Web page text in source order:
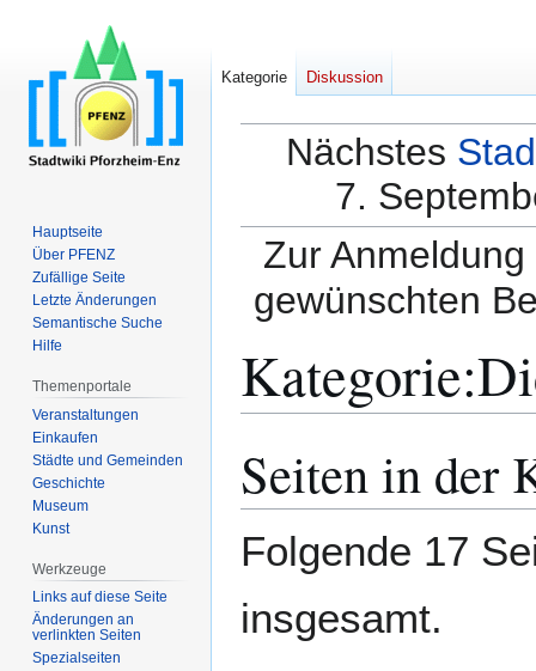
Nächstes
7.
Zur
gewünschten
Kategorie:
Navigation
Suche
Seiten in der
Folgende 17
insgesamt.
Kategorie Diskussion
Hauptseite
Über PFENZ
Zufällige Seite
Letzte Änderungen
Semantische Suche
Hilfe
Themenportale
Veranstaltungen
Einkaufen
Städte und Gemeinden
Geschichte
Museum
Kunst
Werkzeuge
Links auf diese Seite
Änderungen an
verlinkten Seiten
Spezialseiten